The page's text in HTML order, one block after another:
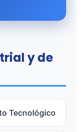
y de
Tecnológico